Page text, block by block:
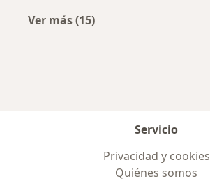
Ver más (15)
Servicio
Privacidad y cookies
Quiénes somos